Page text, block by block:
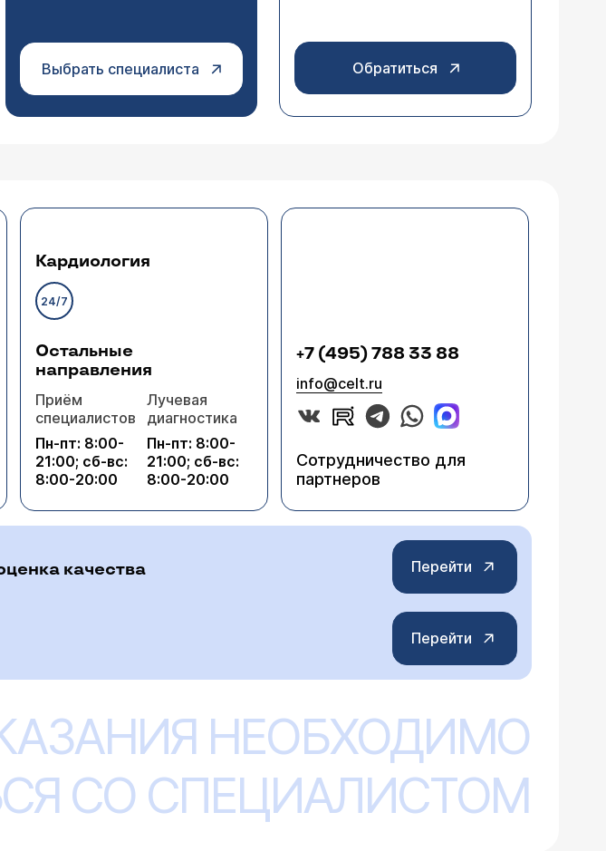
Выбрать специалиста Обратиться
Кардиология
24/7
Остальные
направления
Приём
специалистов
Пн-пт: 8:00-
21:00; сб-вс:
8:00-20:00
Лучевая
диагностика
Пн-пт: 8:00-
21:00; сб-вс:
8:00-20:00
+7 (495) 788 33 88
info@celt.ru
Сотрудничество для
партнеров
качества Перейти
Перейти
НЕОБХОДИМО
СО СПЕЦИАЛИСТОМ